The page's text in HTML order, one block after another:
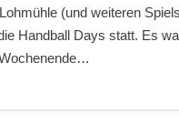
(und weiteren
Handball Days statt. Es